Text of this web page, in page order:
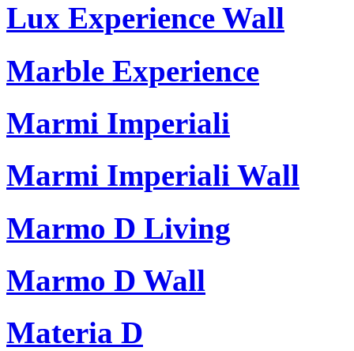
Lux Experience Wall
Marble Experience
Marmi Imperiali
Marmi Imperiali Wall
Marmo D Living
Marmo D Wall
Materia D